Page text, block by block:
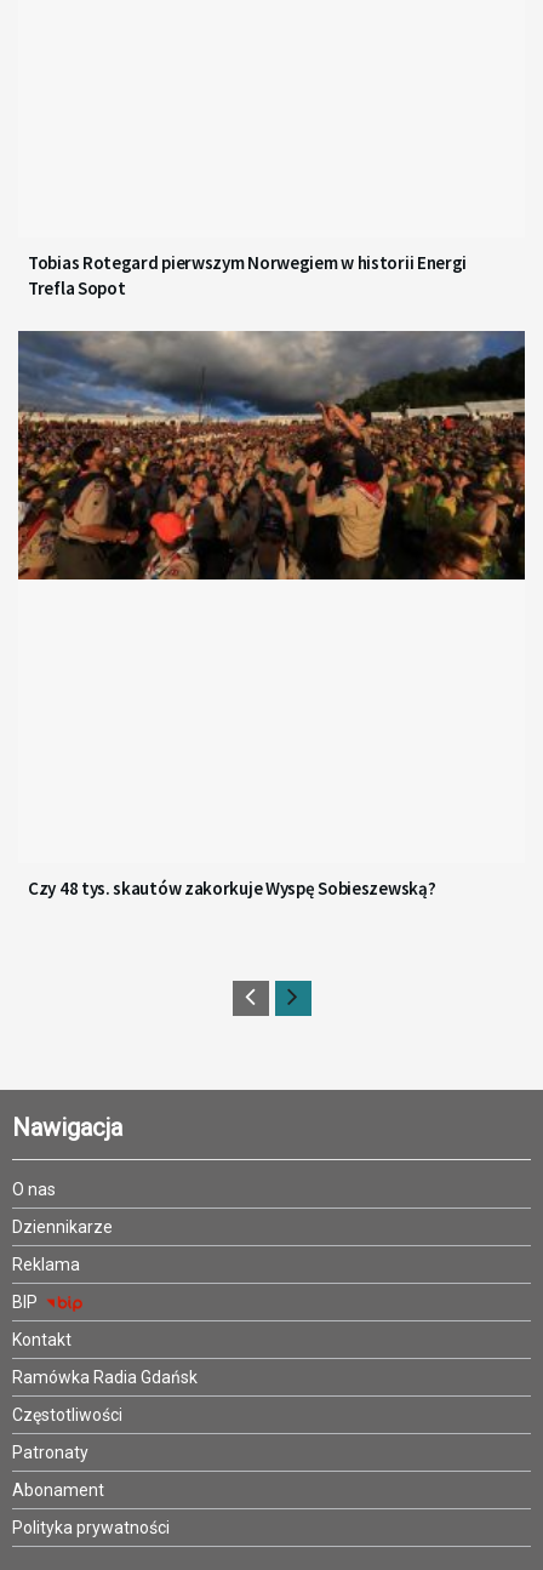
Tobias Rotegard pierwszym Norwegiem w historii Energi
Trefla Sopot
Czy 48 tys. skautów zakorkuje Wyspę Sobieszewską?
Nawigacja
O nas
Dziennikarze
Reklama
BIP
Kontakt
Ramówka Radia Gdańsk
Częstotliwości
Patronaty
Abonament
Polityka prywatności